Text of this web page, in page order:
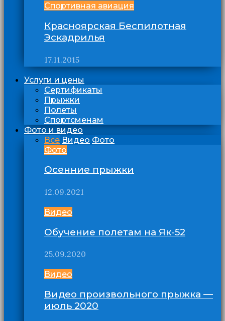
Спортивная авиация
Красноярская Беспилотная
Эскадрилья
17.11.2015
Услуги и цены
Сертификаты
Прыжки
Полеты
Спортсменам
Фото и видео
Все Видео Фото
Фото
Осенние прыжки
12.09.2021
Видео
Обучение полетам на Як-52
25.09.2020
Видео
Видео произвольного прыжка —
июль 2020